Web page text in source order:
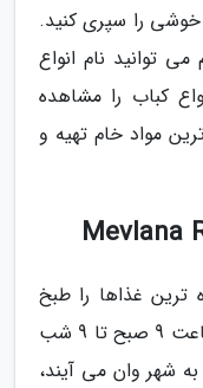
را سپری کنید.
توانید نام انواع
کباب را مشاهده
مواد خام تهیه و
ترین غذاها را طبخ
می نماید. این رستوران همه روزه از ساعت 9 صبح تا 9 شب
به شهر وان می آیند،